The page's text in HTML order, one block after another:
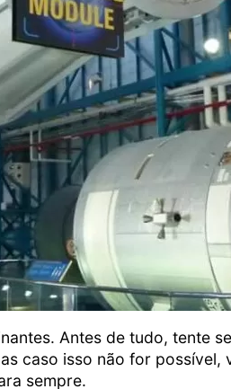
Antes de tudo, tente
caso isso não for possível,
sempre.